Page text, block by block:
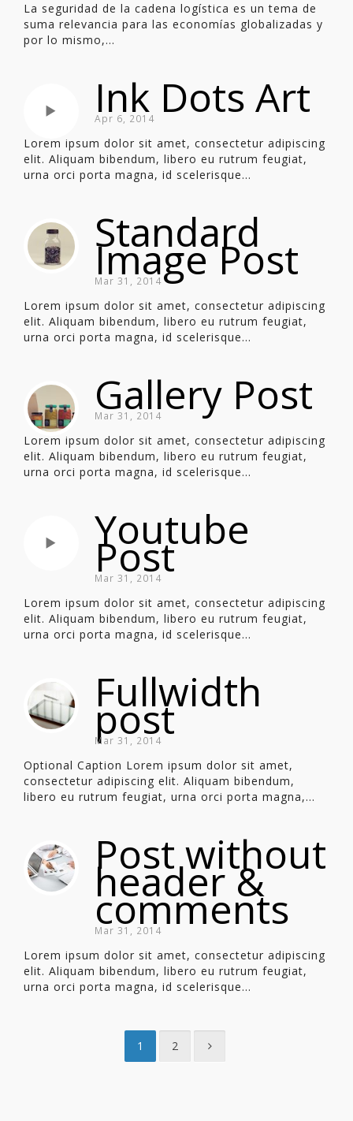
La seguridad de la cadena logística es un tema de
suma relevancia para las economías globalizadas y
por lo mismo,...
Ink Dots Art
Apr 6, 2014
Lorem ipsum dolor sit amet, consectetur adipiscing
elit. Aliquam bibendum, libero eu rutrum feugiat,
urna orci porta magna, id scelerisque...
Standard
Image Post
Mar 31, 2014
Lorem ipsum dolor sit amet, consectetur adipiscing
elit. Aliquam bibendum, libero eu rutrum feugiat,
urna orci porta magna, id scelerisque...
Gallery Post
Mar 31, 2014
Lorem ipsum dolor sit amet, consectetur adipiscing
elit. Aliquam bibendum, libero eu rutrum feugiat,
urna orci porta magna, id scelerisque...
Youtube
Post
Mar 31, 2014
Lorem ipsum dolor sit amet, consectetur adipiscing
elit. Aliquam bibendum, libero eu rutrum feugiat,
urna orci porta magna, id scelerisque...
Fullwidth
post
Mar 31, 2014
Optional Caption Lorem ipsum dolor sit amet,
consectetur adipiscing elit. Aliquam bibendum,
libero eu rutrum feugiat, urna orci porta magna,...
Post without
header &
comments
Mar 31, 2014
Lorem ipsum dolor sit amet, consectetur adipiscing
elit. Aliquam bibendum, libero eu rutrum feugiat,
urna orci porta magna, id scelerisque...
1 2